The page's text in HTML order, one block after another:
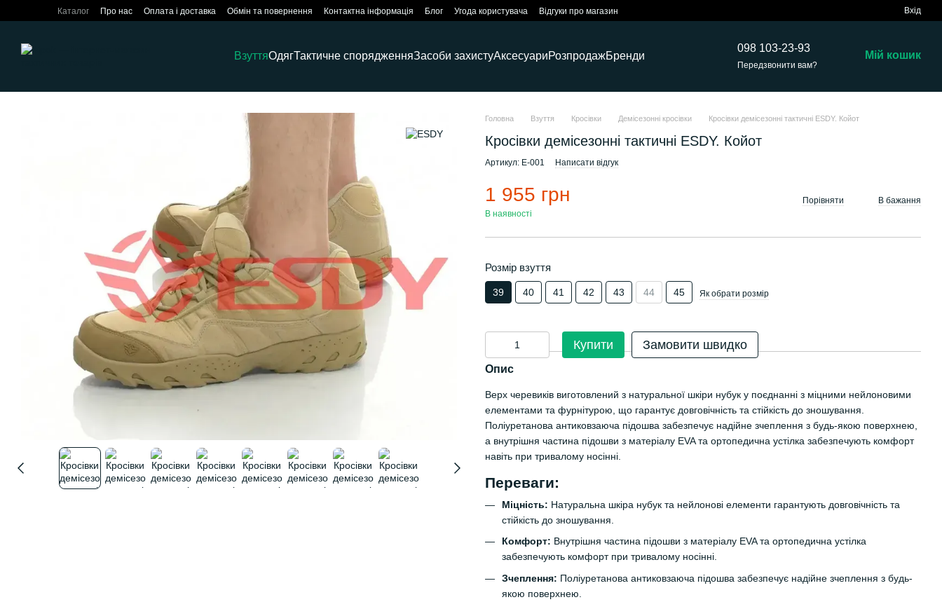
Перейти до основного контенту
Каталог Про нас Оплата і доставка Обмін та повернення Контактна інформація Блог Угода користувача Відгуки про магазин Вхід
ВзуттяОдягТактичне спорядженняЗасоби захистуАксесуариРозпродажБренди
098 103-23-93
Передзвонити вам?
Мій кошик
Головна Взуття Кросівки Демісезонні кросівки Кросівки демісезонні тактичні ESDY. Койот
Кросівки демісезонні тактичні ESDY. Койот
Артикул: E-001 Написати відгук
1 955 грн
В наявності
Порівняти В бажання
Розмір взуття
39 40 41 42 43 44 45 Як обрати розмір
Купити Замовити швидко
Опис
Верх черевиків виготовлений з натуральної шкіри нубук у поєднанні з міцними нейлоновими
елементами та фурнітурою, що гарантує довговічність та стійкість до зношування.
Поліуретанова антиковзаюча підошва забезпечує надійне зчеплення з будь-якою поверхнею,
а внутрішня частина підошви з матеріалу EVA та ортопедична устілка забезпечують комфорт
навіть при тривалому носінні.
Переваги:
Міцність: Натуральна шкіра нубук та нейлонові елементи гарантують довговічність та
стійкість до зношування.
Комфорт: Внутрішня частина підошви з матеріалу EVA та ортопедична устілка
забезпечують комфорт при тривалому носінні.
Зчеплення: Поліуретанова антиковзаюча підошва забезпечує надійне зчеплення з будь-
якою поверхнею.